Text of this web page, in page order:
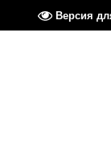
Версия